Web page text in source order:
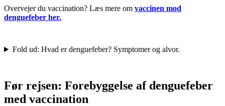
Overvejer du vaccination? Læs mere om vaccinen mod
denguefeber her.
Fold ud: Hvad er denguefeber? Symptomer og alvor.
Før rejsen: Forebyggelse af denguefeber
med vaccination